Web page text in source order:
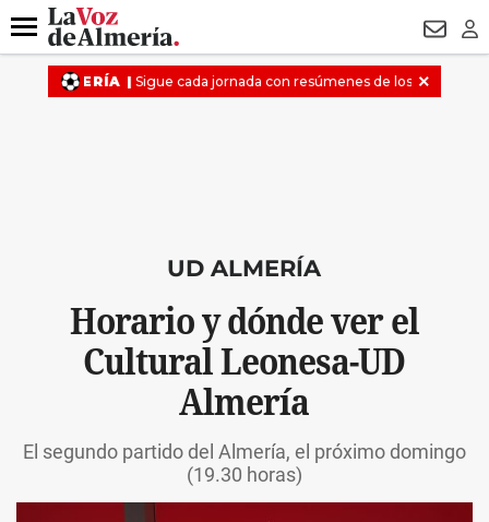
DESTACADO TURISMO
Menú
UD ALMERÍA
Horario y dónde ver el
Cultural Leonesa-UD
Almería
El segundo partido del Almería, el próximo domingo
(19.30 horas)